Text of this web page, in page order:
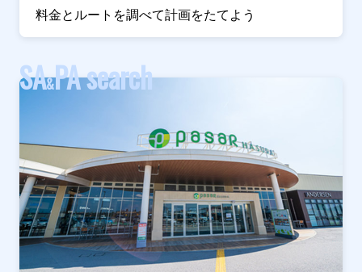
料金とルートを調べて計画をたてよう
SA&PA search